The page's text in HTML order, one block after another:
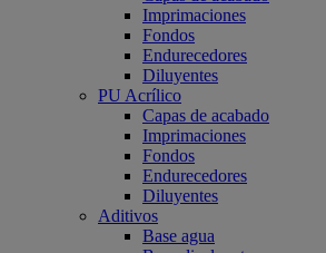
Imprimaciones
Fondos
Endurecedores
Diluyentes
PU Acrílico
Capas de acabado
Imprimaciones
Fondos
Endurecedores
Diluyentes
Aditivos
Base agua